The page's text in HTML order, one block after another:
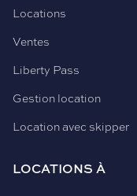
Locations
Ventes
Liberty Pass
Gestion location
Location avec skipper
LOCATIONS À